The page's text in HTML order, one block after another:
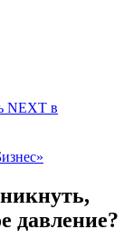
NEXT в
давление?